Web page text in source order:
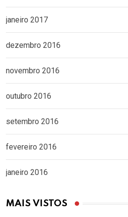
janeiro 2017
dezembro 2016
novembro 2016
outubro 2016
setembro 2016
fevereiro 2016
janeiro 2016
MAIS VISTOS